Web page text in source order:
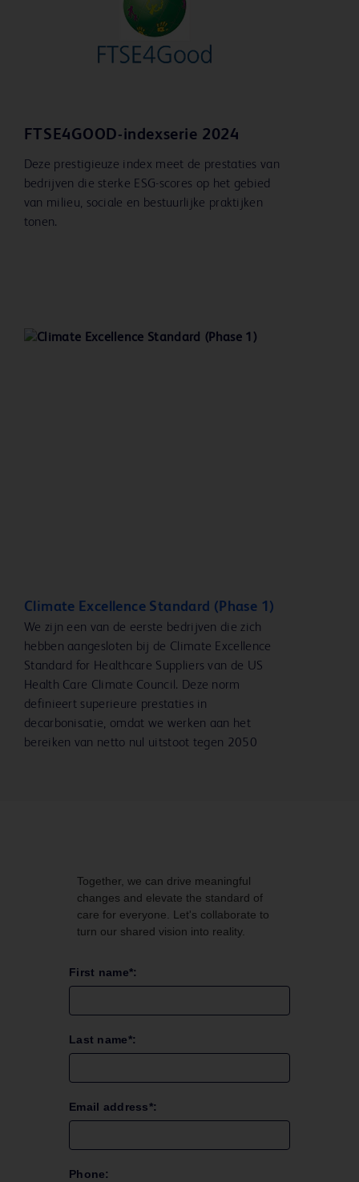
FTSE4GOOD-indexserie 2024
Deze prestigieuze index meet de prestaties van
bedrijven die sterke ESG-scores op het gebied
van milieu, sociale en bestuurlijke praktijken
tonen.
Climate Excellence Standard (Phase 1)
We zijn een van de eerste bedrijven die zich
hebben aangesloten bij de Climate Excellence
Standard for Healthcare Suppliers van de US
Health Care Climate Council. Deze norm
definieert superieure prestaties in
decarbonisatie, omdat we werken aan het
bereiken van netto nul uitstoot tegen 2050
Together, we can drive meaningful
changes and elevate the standard of
care for everyone. Let's collaborate to
turn our shared vision into reality.
First name*:
Last name*:
Email address*:
Phone: